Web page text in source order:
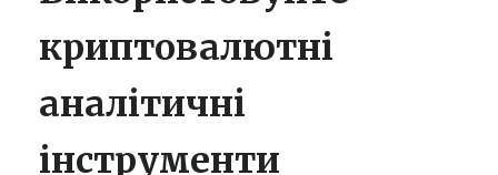
криптовалютні
аналітичні
інструменти